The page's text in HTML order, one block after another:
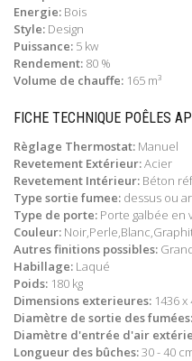
Energie: Bois
Style: Design
Puissance: 5 kw
Rendement: 80 %
Volume de chauffe: 165 m³
FICHE TECHNIQUE POÊLES
Règlage Thermostat: Manuel
Revetement Extérieur:Acier
Revetement Intérieur: Béton
Type sortie fumee: dessus ou
Type de porte: Porte galbée en
Couleur:
Autres finitions possibles:
Habillage: Laqué
Poids: 180 kg
Dimensions exterieures: 1436 x
Diamètre de sortie des fumées:
Diamètre d'entrée d'air
Longueur des bûches:30 - 40